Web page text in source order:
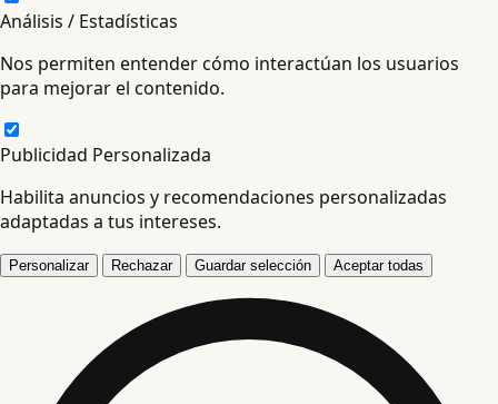
Análisis / Estadísticas
Nos permiten entender cómo interactúan los usuarios
para mejorar el contenido.
Publicidad Personalizada
Habilita anuncios y recomendaciones personalizadas
adaptadas a tus intereses.
Personalizar Rechazar Guardar selección Aceptar todas